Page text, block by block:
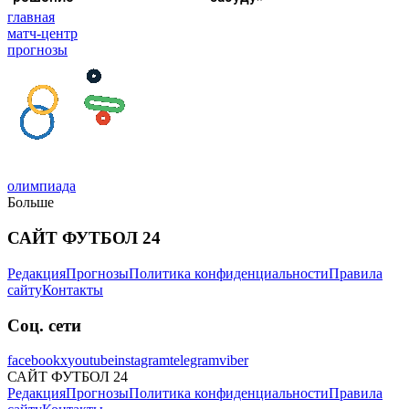
главная
матч-центр
прогнозы
олимпиада
Больше
САЙТ ФУТБОЛ 24
РедакцияПрогнозыПолитика конфиденциальностиПравила
сайтуКонтакты
Соц. сети
facebookxyoutubeinstagramtelegramviber
САЙТ ФУТБОЛ 24
РедакцияПрогнозыПолитика конфиденциальностиПравила